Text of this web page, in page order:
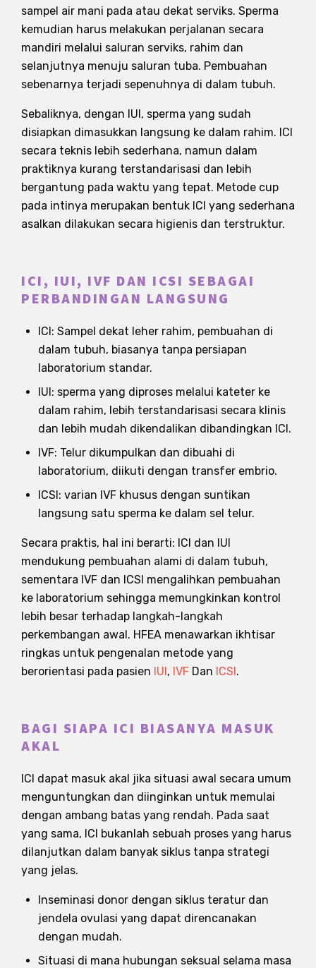
sampel air mani pada atau dekat serviks. Sperma
kemudian harus melakukan perjalanan secara
mandiri melalui saluran serviks, rahim dan
selanjutnya menuju saluran tuba. Pembuahan
sebenarnya terjadi sepenuhnya di dalam tubuh.
Sebaliknya, dengan IUI, sperma yang sudah
disiapkan dimasukkan langsung ke dalam rahim. ICI
secara teknis lebih sederhana, namun dalam
praktiknya kurang terstandarisasi dan lebih
bergantung pada waktu yang tepat. Metode cup
pada intinya merupakan bentuk ICI yang sederhana
asalkan dilakukan secara higienis dan terstruktur.
ICI, IUI, IVF DAN ICSI SEBAGAI
PERBANDINGAN LANGSUNG
ICI: Sampel dekat leher rahim, pembuahan di
dalam tubuh, biasanya tanpa persiapan
laboratorium standar.
IUI: sperma yang diproses melalui kateter ke
dalam rahim, lebih terstandarisasi secara klinis
dan lebih mudah dikendalikan dibandingkan ICI.
IVF: Telur dikumpulkan dan dibuahi di
laboratorium, diikuti dengan transfer embrio.
ICSI: varian IVF khusus dengan suntikan
langsung satu sperma ke dalam sel telur.
Secara praktis, hal ini berarti: ICI dan IUI
mendukung pembuahan alami di dalam tubuh,
sementara IVF dan ICSI mengalihkan pembuahan
ke laboratorium sehingga memungkinkan kontrol
lebih besar terhadap langkah-langkah
perkembangan awal. HFEA menawarkan ikhtisar
ringkas untuk pengenalan metode yang
berorientasi pada pasien IUI, IVF Dan ICSI.
BAGI SIAPA ICI BIASANYA MASUK
AKAL
ICI dapat masuk akal jika situasi awal secara umum
menguntungkan dan diinginkan untuk memulai
dengan ambang batas yang rendah. Pada saat
yang sama, ICI bukanlah sebuah proses yang harus
dilanjutkan dalam banyak siklus tanpa strategi
yang jelas.
Inseminasi donor dengan siklus teratur dan
jendela ovulasi yang dapat direncanakan
dengan mudah.
Situasi di mana hubungan seksual selama masa